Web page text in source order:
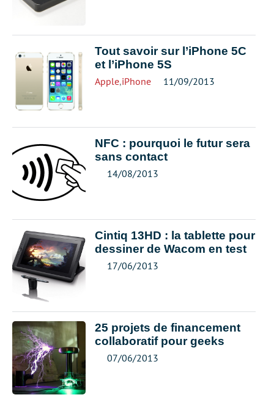
Tout savoir sur l’iPhone 5C
et l’iPhone 5S
Apple,iPhone 11/09/2013
NFC : pourquoi le futur sera
sans contact
14/08/2013
Cintiq 13HD : la tablette pour
dessiner de Wacom en test
17/06/2013
25 projets de financement
collaboratif pour geeks
07/06/2013